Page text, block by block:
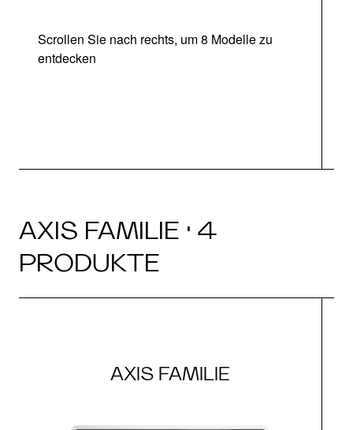
Scrollen Sie nach rechts, um 8 Modelle zu
entdecken
AXIS FAMILIE · 4
PRODUKTE
AXIS FAMILIE